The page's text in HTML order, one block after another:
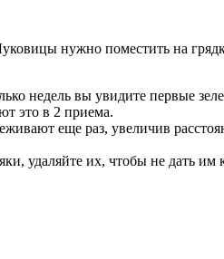
нужно поместить на
недель вы увидите первые
это в 2 приема.
еще раз, увеличив
удаляйте их, чтобы не дать